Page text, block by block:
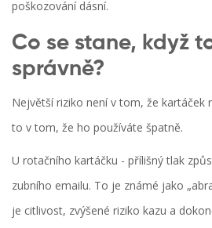
poškozování dásní.
Co se stane, když
správně?
Největší riziko není v tom, že kartáček
to v tom, že ho používáte špatně.
U rotačního kartáčku - přílišný tlak
zubního emailu. To je známé jako
je citlivost, zvýšené riziko kazu a